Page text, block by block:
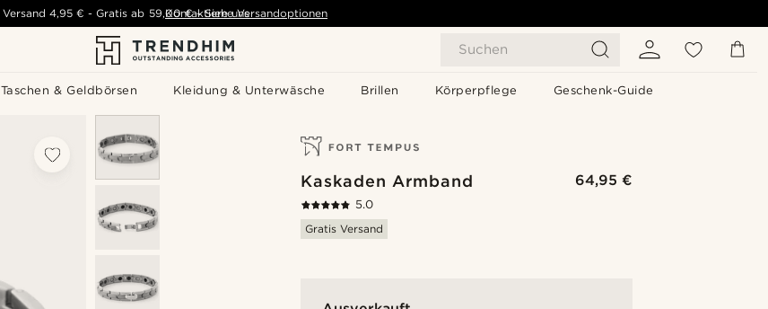
Suchen
Taschen & Geldbörsen Kleidung & Unterwäsche Brillen Körperpflege Geschenk-Guide
Versand 4,95 € -Gratis ab 59,00 € - Siehe Versandoptionen
Kontaktiere uns
Kaskaden Armband 64,95 €
5.0
Gratis Versand